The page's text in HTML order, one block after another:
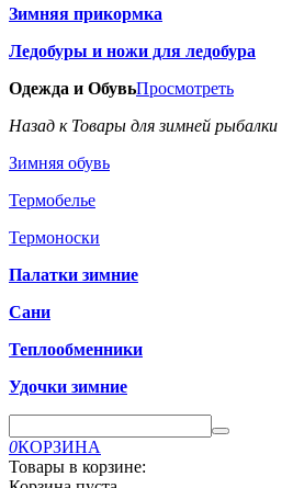
Зимняя прикормка
Ледобуры и ножи для ледобура
Одежда и ОбувьПросмотреть
Назад к Товары для зимней рыбалки
Зимняя обувь
Термобелье
Термоноски
Палатки зимние
Сани
Теплообменники
Удочки зимние
0КОРЗИНА
Товары в корзине: